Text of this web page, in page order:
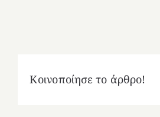
Κοινοποίησε το άρθρο!